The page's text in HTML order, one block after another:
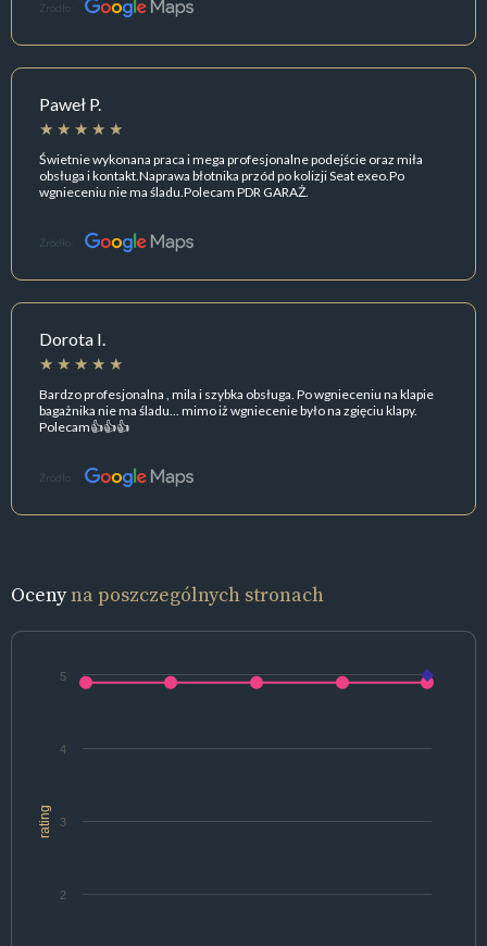
Źródło:
Paweł P.
Świetnie wykonana praca i mega profesjonalne podejście oraz miła
obsługa i kontakt.Naprawa błotnika przód po kolizji Seat exeo.Po
wgnieceniu nie ma śladu.Polecam PDR GARAŻ.
Źródło:
Dorota I.
Bardzo profesjonalna , mila i szybka obsługa. Po wgnieceniu na klapie
bagażnika nie ma śladu... mimo iż wgniecenie było na zgięciu klapy.
Polecam👍👍👍
Źródło:
Ocenyna poszczególnych stronach
rating
2
3
4
5